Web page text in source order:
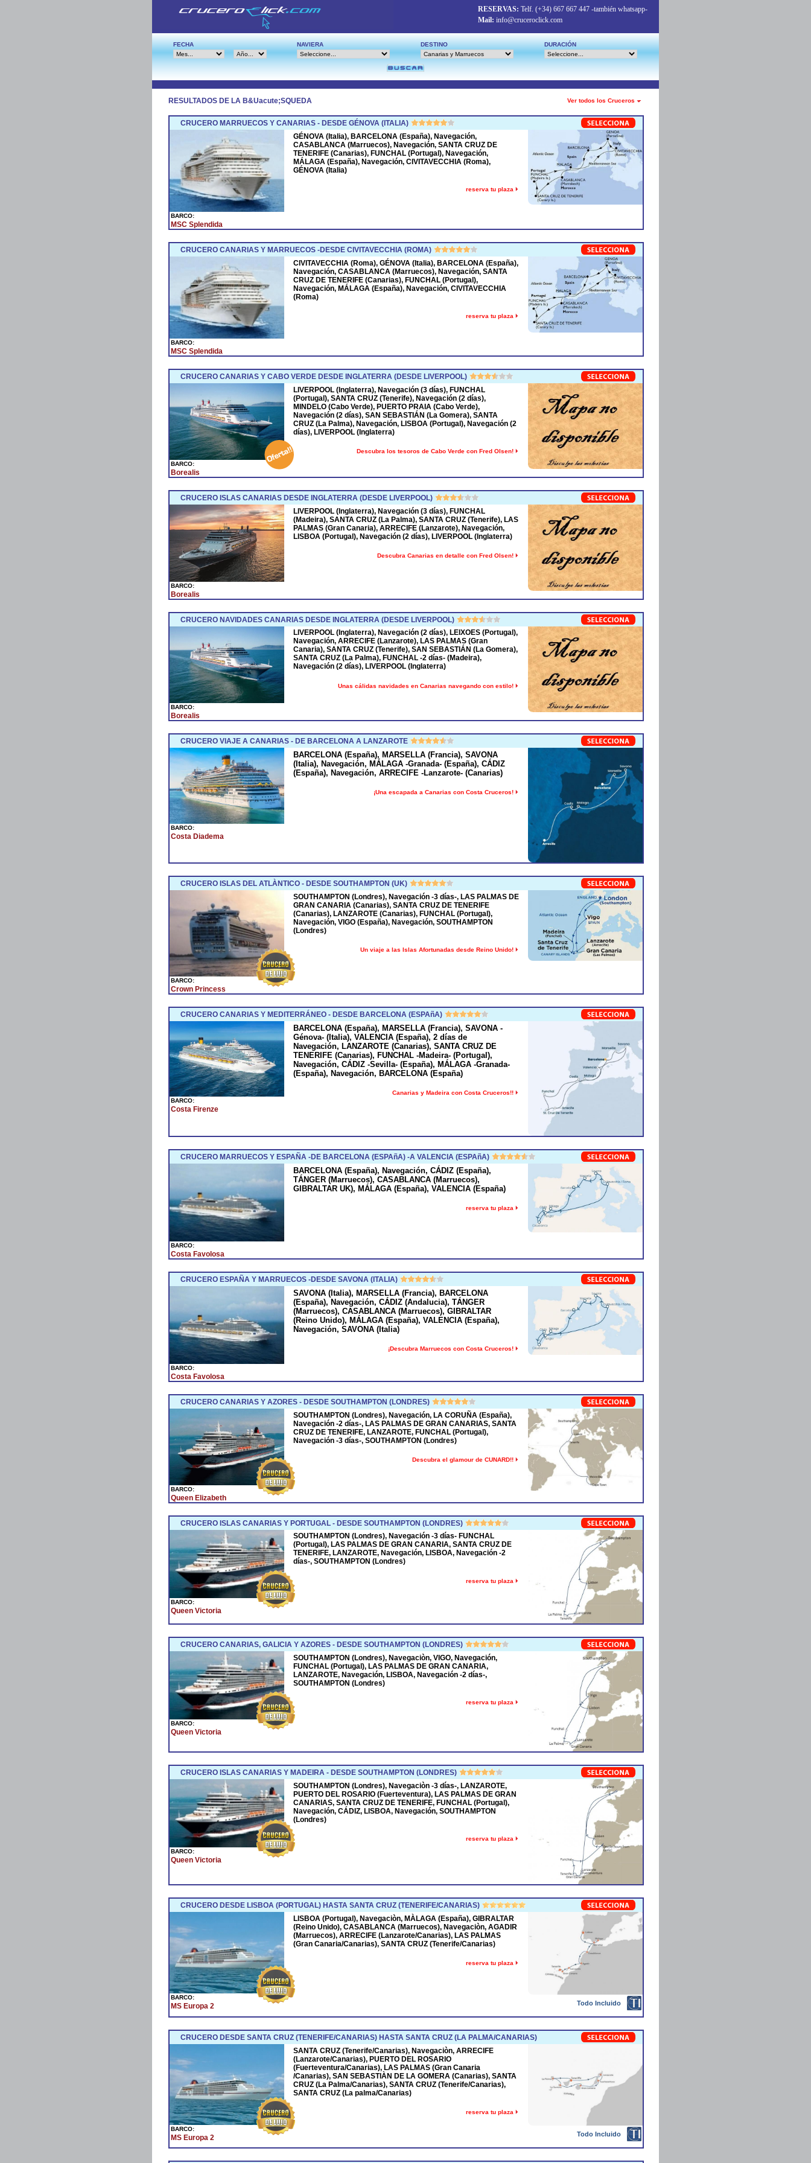
RESERVAS: Telf. (+34) 667 667 447 -también whatsapp-
Mail: info@cruceroclick.com
FECHA NAVIERA DESTINO DURACIÓN
RESULTADOS DE LA B&Uacute;SQUEDA Ver todos los Cruceros
CRUCERO MARRUECOS Y CANARIAS - DESDE GÉNOVA (ITALIA)
BARCO:
MSC Splendida
GÉNOVA (Italia), BARCELONA (España), Navegación,
CASABLANCA (Marruecos), Navegación, SANTA CRUZ DE
TENERIFE (Canarias), FUNCHAL (Portugal), Navegación,
MÁLAGA (España), Navegación, CIVITAVECCHIA (Roma),
GÉNOVA (Italia)
reserva tu plaza
CRUCERO CANARIAS Y MARRUECOS -DESDE CIVITAVECCHIA (ROMA)
BARCO:
MSC Splendida
CIVITAVECCHIA (Roma), GÉNOVA (Italia), BARCELONA (España),
Navegación, CASABLANCA (Marruecos), Navegación, SANTA
CRUZ DE TENERIFE (Canarias), FUNCHAL (Portugal),
Navegación, MÁLAGA (España), Navegación, CIVITAVECCHIA
(Roma)
reserva tu plaza
CRUCERO CANARIAS Y CABO VERDE DESDE INGLATERRA (DESDE LIVERPOOL)
BARCO:
Borealis
LIVERPOOL (Inglaterra), Navegación (3 días), FUNCHAL
(Portugal), SANTA CRUZ (Tenerife), Navegación (2 días),
MINDELO (Cabo Verde), PUERTO PRAIA (Cabo Verde),
Navegación (2 días), SAN SEBASTIÁN (La Gomera), SANTA
CRUZ (La Palma), Navegación, LISBOA (Portugal), Navegación (2
días), LIVERPOOL (Inglaterra)
Descubra los tesoros de Cabo Verde con Fred Olsen!
CRUCERO ISLAS CANARIAS DESDE INGLATERRA (DESDE LIVERPOOL)
BARCO:
Borealis
LIVERPOOL (Inglaterra), Navegación (3 días), FUNCHAL
(Madeira), SANTA CRUZ (La Palma), SANTA CRUZ (Tenerife), LAS
PALMAS (Gran Canaria), ARRECIFE (Lanzarote), Navegación,
LISBOA (Portugal), Navegación (2 días), LIVERPOOL (Inglaterra)
Descubra Canarias en detalle con Fred Olsen!
CRUCERO NAVIDADES CANARIAS DESDE INGLATERRA (DESDE LIVERPOOL)
BARCO:
Borealis
LIVERPOOL (Inglaterra), Navegación (2 días), LEIXOES (Portugal),
Navegación, ARRECIFE (Lanzarote), LAS PALMAS (Gran
Canaria), SANTA CRUZ (Tenerife), SAN SEBASTIÁN (La Gomera),
SANTA CRUZ (La Palma), FUNCHAL -2 días- (Madeira),
Navegación (2 días), LIVERPOOL (Inglaterra)
Unas cálidas navidades en Canarias navegando con estilo!
CRUCERO VIAJE A CANARIAS - DE BARCELONA A LANZAROTE
BARCO:
Costa Diadema
BARCELONA (España), MARSELLA (Francia), SAVONA
(Italia), Navegación, MÁLAGA -Granada- (España), CÁDIZ
(España), Navegación, ARRECIFE -Lanzarote- (Canarias)
¡Una escapada a Canarias con Costa Cruceros!
CRUCERO ISLAS DEL ATLÀNTICO - DESDE SOUTHAMPTON (UK)
BARCO:
Crown Princess
SOUTHAMPTON (Londres), Navegación -3 días-, LAS PALMAS DE
GRAN CANARIA (Canarias), SANTA CRUZ DE TENERIFE
(Canarias), LANZAROTE (Canarias), FUNCHAL (Portugal),
Navegación, VIGO (España), Navegación, SOUTHAMPTON
(Londres)
Un viaje a las Islas Afortunadas desde Reino Unido!
CRUCERO CANARIAS Y MEDITERRÁNEO - DESDE BARCELONA (ESPAñA)
BARCO:
Costa Firenze
BARCELONA (España), MARSELLA (Francia), SAVONA -
Génova- (Italia), VALENCIA (España), 2 días de
Navegación, LANZAROTE (Canarias), SANTA CRUZ DE
TENERIFE (Canarias), FUNCHAL -Madeira- (Portugal),
Navegación, CÁDIZ -Sevilla- (España), MÁLAGA -Granada-
(España), Navegación, BARCELONA (España)
Canarias y Madeira con Costa Cruceros!!
CRUCERO MARRUECOS Y ESPAÑA -DE BARCELONA (ESPAñA) -A VALENCIA (ESPAñA)
BARCO:
Costa Favolosa
BARCELONA (España), Navegación, CÁDIZ (España),
TÁNGER (Marruecos), CASABLANCA (Marruecos),
GIBRALTAR UK), MÁLAGA (España), VALENCIA (España)
reserva tu plaza
CRUCERO ESPAÑA Y MARRUECOS -DESDE SAVONA (ITALIA)
BARCO:
Costa Favolosa
SAVONA (Italia), MARSELLA (Francia), BARCELONA
(España), Navegación, CÁDIZ (Andalucia), TÁNGER
(Marruecos), CASABLANCA (Marruecos), GIBRALTAR
(Reino Unido), MÁLAGA (España), VALENCIA (España),
Navegación, SAVONA (Italia)
¡Descubra Marruecos con Costa Cruceros!
CRUCERO CANARIAS Y AZORES - DESDE SOUTHAMPTON (LONDRES)
BARCO:
Queen Elizabeth
SOUTHAMPTON (Londres), Navegación, LA CORUÑA (España),
Navegación -2 días-, LAS PALMAS DE GRAN CANARIAS, SANTA
CRUZ DE TENERIFE, LANZAROTE, FUNCHAL (Portugal),
Navegación -3 días-, SOUTHAMPTON (Londres)
Descubra el glamour de CUNARD!!
CRUCERO ISLAS CANARIAS Y PORTUGAL - DESDE SOUTHAMPTON (LONDRES)
BARCO:
Queen Victoria
SOUTHAMPTON (Londres), Navegación -3 días- FUNCHAL
(Portugal), LAS PALMAS DE GRAN CANARIA, SANTA CRUZ DE
TENERIFE, LANZAROTE, Navegación, LISBOA, Navegación -2
días-, SOUTHAMPTON (Londres)
reserva tu plaza
CRUCERO CANARIAS, GALICIA Y AZORES - DESDE SOUTHAMPTON (LONDRES)
BARCO:
Queen Victoria
SOUTHAMPTON (Londres), Navegaciòn, VIGO, Navegación,
FUNCHAL (Portugal), LAS PALMAS DE GRAN CANARIA,
LANZAROTE, Navegación, LISBOA, Navegación -2 días-,
SOUTHAMPTON (Londres)
reserva tu plaza
CRUCERO ISLAS CANARIAS Y MADEIRA - DESDE SOUTHAMPTON (LONDRES)
BARCO:
Queen Victoria
SOUTHAMPTON (Londres), Navegaciòn -3 días-, LANZAROTE,
PUERTO DEL ROSARIO (Fuerteventura), LAS PALMAS DE GRAN
CANARIAS, SANTA CRUZ DE TENERIFE, FUNCHAL (Portugal),
Navegación, CÁDIZ, LISBOA, Navegación, SOUTHAMPTON
(Londres)
reserva tu plaza
CRUCERO DESDE LISBOA (PORTUGAL) HASTA SANTA CRUZ (TENERIFE/CANARIAS)
BARCO:
MS Europa 2
LISBOA (Portugal), Navegaciòn, MÀLAGA (España), GIBRALTAR
(Reino Unido), CASABLANCA (Marruecos), Navegaciòn, AGADIR
(Marruecos), ARRECIFE (Lanzarote/Canarias), LAS PALMAS
(Gran Canaria/Canarias), SANTA CRUZ (Tenerife/Canarias)
reserva tu plaza
Todo Incluido
CRUCERO DESDE SANTA CRUZ (TENERIFE/CANARIAS) HASTA SANTA CRUZ (LA PALMA/CANARIAS)
BARCO:
MS Europa 2
SANTA CRUZ (Tenerife/Canarias), Navegaciòn, ARRECIFE
(Lanzarote/Canarias), PUERTO DEL ROSARIO
(Fuerteventura/Canarias), LAS PALMAS (Gran Canaria
/Canarias), SAN SEBASTIÀN DE LA GOMERA (Canarias), SANTA
CRUZ (La Palma/Canarias), SANTA CRUZ (Tenerife/Canarias),
SANTA CRUZ (La palma/Canarias)
reserva tu plaza
Todo Incluido